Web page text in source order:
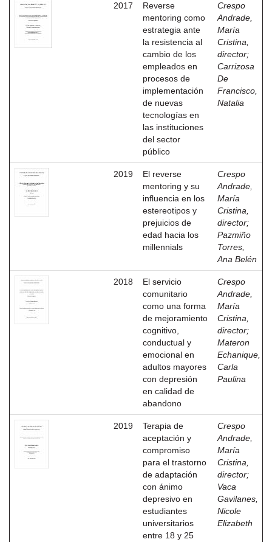
2017
Reverse
mentoring como
estrategia ante
la resistencia al
cambio de los
empleados en
procesos de
implementación
de nuevas
tecnologías en
las instituciones
del sector
público
Crespo
Andrade,
María
Cristina,
director;
Carrizosa
De
Francisco,
Natalia
2019
El reverse
mentoring y su
influencia en los
estereotipos y
prejuicios de
edad hacia los
millennials
Crespo
Andrade,
María
Cristina,
director;
Pazmiño
Torres,
Ana Belén
2018
El servicio
comunitario
como una forma
de mejoramiento
cognitivo,
conductual y
emocional en
adultos mayores
con depresión
en calidad de
abandono
Crespo
Andrade,
María
Cristina,
director;
Materon
Echanique,
Carla
Paulina
2019
Terapia de
aceptación y
compromiso
para el trastorno
de adaptación
con ánimo
depresivo en
estudiantes
universitarios
entre 18 y 25
Crespo
Andrade,
María
Cristina,
director;
Vaca
Gavilanes,
Nicole
Elizabeth